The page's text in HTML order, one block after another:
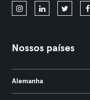
Nossos países
Alemanha